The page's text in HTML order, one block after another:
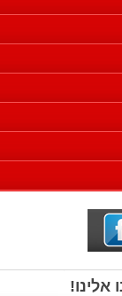
אלינו!